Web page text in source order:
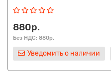
880р.
Без НДС: 880р.
Уведомить о наличии